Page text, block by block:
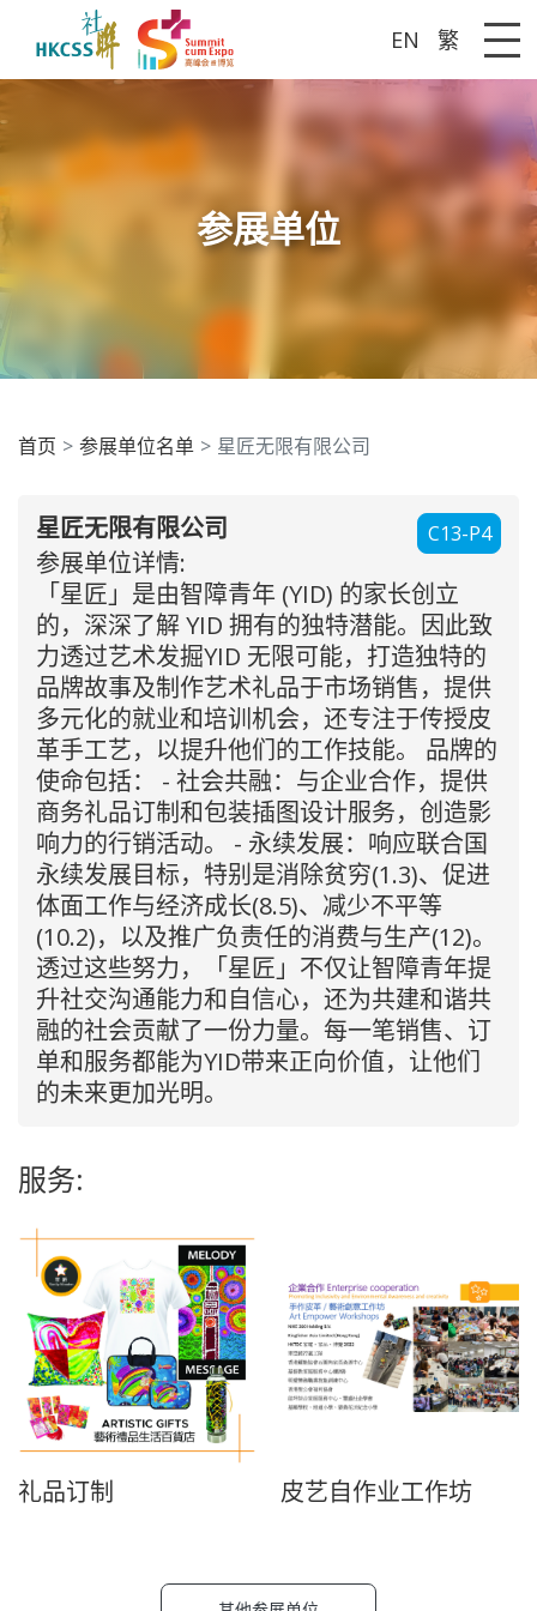
EN 繁
参展单位
首页 参展单位名单 星匠无限有限公司
C13-P4
星匠无限有限公司
参展单位详情:
「星匠」是由智障青年 (YID) 的家长创立
的，深深了解 YID 拥有的独特潜能。因此致
力透过艺术发掘YID 无限可能，打造独特的
品牌故事及制作艺术礼品于市场销售，提供
多元化的就业和培训机会，还专注于传授皮
革手工艺，以提升他们的工作技能。 品牌的
使命包括： - 社会共融：与企业合作，提供
商务礼品订制和包装插图设计服务，创造影
响力的行销活动。 - 永续发展：响应联合国
永续发展目标，特别是消除贫穷(1.3)、促进
体面工作与经济成长(8.5)、减少不平等
(10.2)，以及推广负责任的消费与生产(12)。
透过这些努力，「星匠」不仅让智障青年提
升社交沟通能力和自信心，还为共建和谐共
融的社会贡献了一份力量。每一笔销售、订
单和服务都能为YID带来正向价值，让他们
的未来更加光明。
服务:
礼品订制 皮艺自作业工作坊